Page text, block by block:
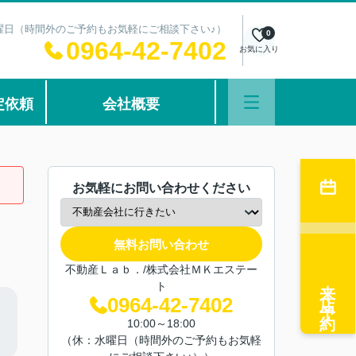
（時間外のご予約もお気軽にご相談下さい♪）
0964-42-7402 お気に入り
0
依頼 会社概要
お気軽にお問い合わせください
無料お問い合わせ
不動産Ｌａｂ．/株式会社ＭＫエステー
ト
0964-42-7402
10:00～18:00
（休：水曜日（時間外のご予約もお気軽
来店予約